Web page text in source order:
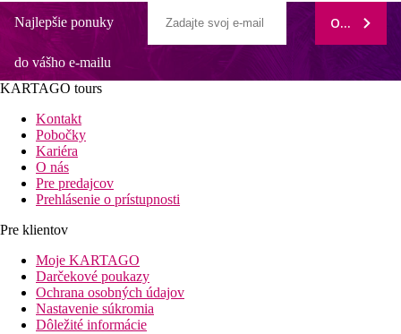
Najlepšie ponuky
do vášho e-mailu
ODOBERAŤ
KARTAGO tours
Kontakt
Pobočky
Kariéra
O nás
Pre predajcov
Prehlásenie o prístupnosti
Pre klientov
Moje KARTAGO
Darčekové poukazy
Ochrana osobných údajov
Nastavenie súkromia
Dôležité informácie